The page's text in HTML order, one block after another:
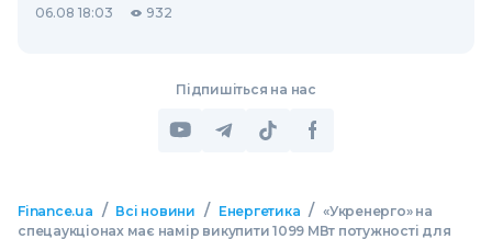
06.08 18:03 932
Підпишіться на нас
Finance.ua / Всі новини / Енергетика / «Укренерго» на
спецаукціонах має намір викупити 1099 МВт потужності для